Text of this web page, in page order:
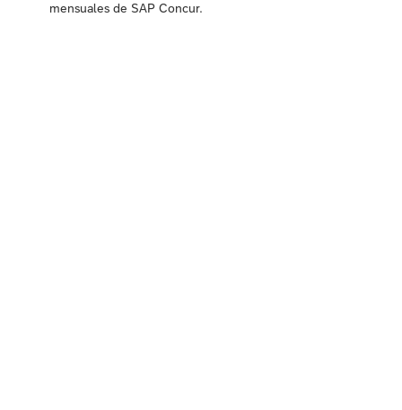
mensuales de SAP Concur.